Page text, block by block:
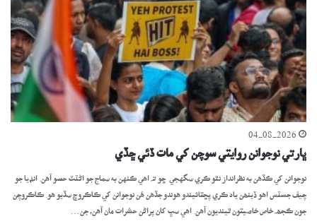
04-08-2026
ڀارتي نوجوانن روايتي سوچن کي مات ڏئي ڇڏي
نوجوانن کي ڪڏهن به نظرانداز نٿو ڪري سگهجي ڇو تہ اهي ڪنهن به سماج جو اڻٽٽ حصو آهن. انڊيا جو
چيف جسٽس اھو ڏينھن ياد ڪري پڇتائيندو ھوندو جڏھن ھُن نوجوانن کي ڪاڪروچ سڏيو ھو. ڪاڪروچن
جون ڪجھہ خاص خاصيتون ٿينديون آهن. اهي سڀ کان پراڻن حشرات مان آهن، جن…